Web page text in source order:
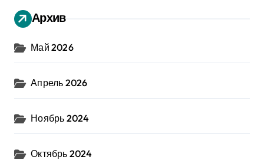
Архив
Май 2026
Апрель 2026
Ноябрь 2024
Октябрь 2024